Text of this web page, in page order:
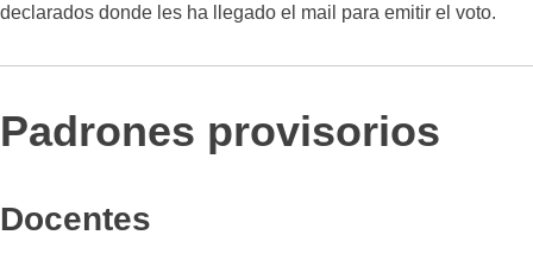
declarados donde les ha llegado el mail para emitir el voto.
Padrones provisorios
Docentes